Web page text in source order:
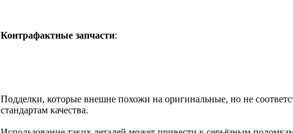
Контрафактные запчасти:
Подделки, которые внешне похожи на оригинальные, но не
стандартам качества.